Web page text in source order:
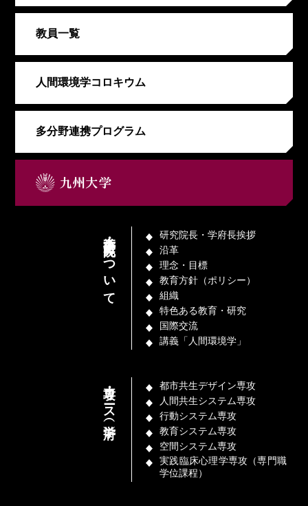
教員一覧
人間環境学コロキウム
多分野連携プログラム
本学府・研究院について
研究院長・学府長挨拶
沿革
理念・目標
教育方針（ポリシー）
組織
特色ある教育・研究
国際交流
講義「人間環境学」
専攻・コース（学府）
都市共生デザイン専攻
人間共生システム専攻
行動システム専攻
教育システム専攻
空間システム専攻
実践臨床心理学専攻（専門職
学位課程）